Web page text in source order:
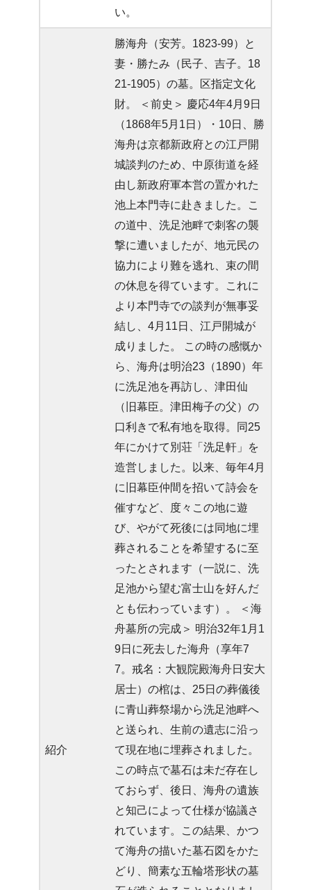
い。
紹介
勝海舟（安芳。1823-99）と
妻・勝たみ（民子、吉子。18
21-1905）の墓。区指定文化
財。 ＜前史＞ 慶応4年4月9日
（1868年5月1日）・10日、勝
海舟は京都新政府との江戸開
城談判のため、中原街道を経
由し新政府軍本営の置かれた
池上本門寺に赴きました。こ
の道中、洗足池畔で刺客の襲
撃に遭いましたが、地元民の
協力により難を逃れ、束の間
の休息を得ています。これに
より本門寺での談判が無事妥
結し、4月11日、江戸開城が
成りました。 この時の感慨か
ら、海舟は明治23（1890）年
に洗足池を再訪し、津田仙
（旧幕臣。津田梅子の父）の
口利きで私有地を取得。同25
年にかけて別荘「洗足軒」を
造営しました。以来、毎年4月
に旧幕臣仲間を招いて詩会を
催すなど、度々この地に遊
び、やがて死後には同地に埋
葬されることを希望するに至
ったとされます（一説に、洗
足池から望む富士山を好んだ
とも伝わっています）。 ＜海
舟墓所の完成＞ 明治32年1月1
9日に死去した海舟（享年7
7。戒名：大観院殿海舟日安大
居士）の棺は、25日の葬儀後
に青山葬祭場から洗足池畔へ
と送られ、生前の遺志に沿っ
て現在地に埋葬されました。
この時点で墓石は未だ存在し
ておらず、後日、海舟の遺族
と知己によって仕様が協議さ
れています。この結果、かつ
て海舟の描いた墓石図をかた
どり、簡素な五輪塔形状の墓